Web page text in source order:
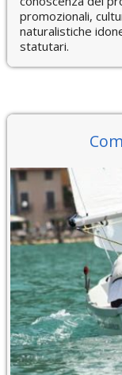
promozionali,
naturalistiche
statutari.